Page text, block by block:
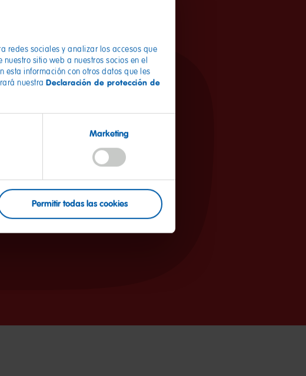
redes sociales y analizar los accesos que
sitio web a nuestros socios en el
información con otros datos que les
nuestra Declaración de protección de
Marketing
Permitir todas las cookies
10 cm por ambos lados. Ahora
una cinta de raso, preferiblemente